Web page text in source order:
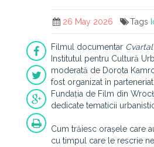
26 May 2026 Tags
Filmul documentar Cvartal
Institutul pentru Cultură
moderată de Dorota
fost organizat în
Fundația de Film din
dedicate tematicii
Cum trăiesc orașele care
cu timpul care le rescrie